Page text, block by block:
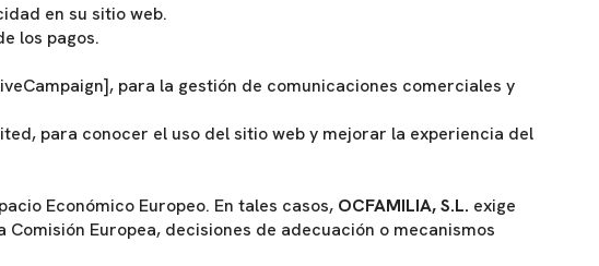
en su sitio web.
los pagos.
para la gestión de comunicaciones comerciales y
para conocer el uso del sitio web y mejorar la experiencia del
Económico Europeo. En tales casos, OCFAMILIA, S.L. exige
Europea, decisiones de adecuación o mecanismos